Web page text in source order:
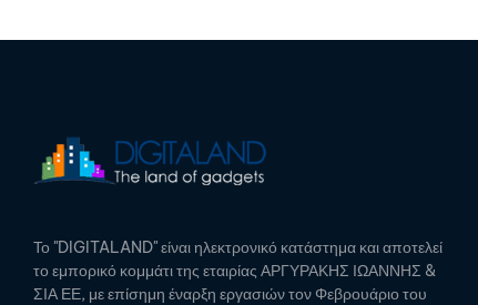
Το "DIGITALAND" είναι ηλεκτρονικό κατάστημα και αποτελεί
το εμπορικό κομμάτι της εταιρίας ΑΡΓΥΡΑΚΗΣ ΙΩΑΝΝΗΣ &
ΣΙΑ ΕΕ, με επίσημη έναρξη εργασιών τον Φεβρουάριο του